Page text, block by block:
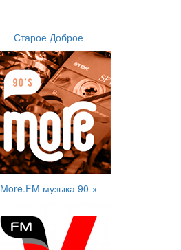
Старое Доброе
More.FM музыка 90-х